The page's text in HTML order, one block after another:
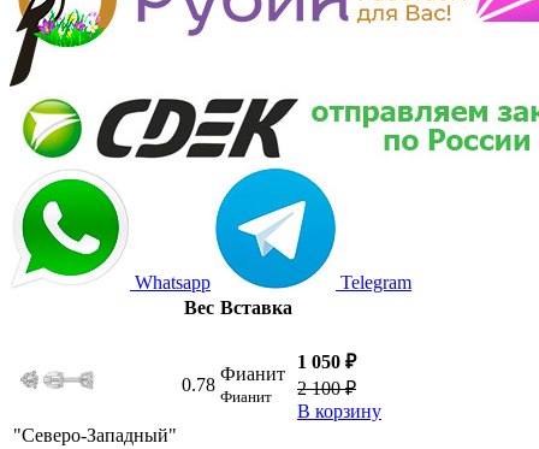
Whatsapp
Telegram
Вес Вставка
"Северо-Западный"
0.78
Фианит
Фианит
1 050 ₽
2 100 ₽
В корзину